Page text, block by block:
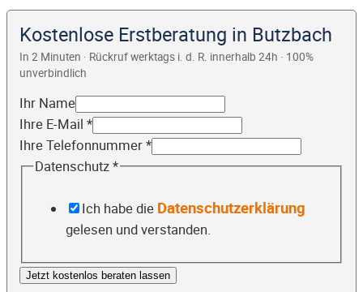
Kostenlose Erstberatung in Butzbach
In 2 Minuten · Rückruf werktags i. d. R. innerhalb 24h · 100%
unverbindlich
Ihr Name
Ihre E-Mail *
Ihre Telefonnummer*
Datenschutz*
Ich habe die Datenschutzerklärung
gelesen und verstanden.
Jetzt kostenlos beraten lassen